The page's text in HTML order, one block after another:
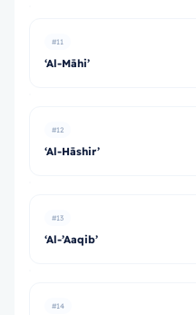
#11
‘Al-Māhi’
#12
‘Al-Hāshir’
#13
‘Al-’Aaqib’
#14